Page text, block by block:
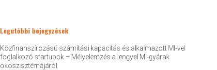
Legutóbbi bejegyzések
Közfinanszírozású számítási kapacitás és alkalmazott MI-vel
foglalkozó startupok – Mélyelemzés a lengyel MI-gyárak
ökoszisztémájáról